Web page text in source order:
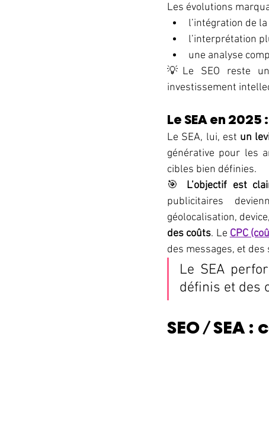
Les évolutions
l’intégration de la
l’interprétation
une analyse
💡Le SEO reste
investissement
Le SEA en
Le SEA, lui, est un
générative pour les
cibles bien définies.
🎯 L’objectif est
publicitaires
géolocalisation,
des coûts. Le CPC
des messages, et
Le SEA
définis et des
SEO / SEA